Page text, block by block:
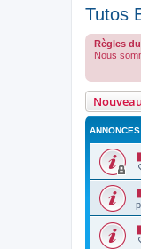
Tutos
Règles
Nous
ANNONCES